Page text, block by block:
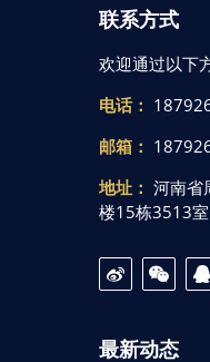
联系方式
欢迎通过以下
电话：
邮箱：
地址： 河南省
楼15栋3513室
最新动态